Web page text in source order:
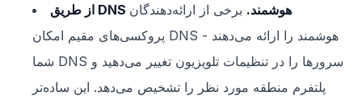
از طریق DNS هوشمند. برخی از ارائه‌دهندگان
پروکسی‌های مقیم امکان DNS هوشمند را ارائه می‌دهند -
شما DNS سرورها را در تنظیمات تلویزیون تغییر می‌دهید و
پلتفرم منطقه مورد نظر را تشخیص می‌دهد. این ساده‌تر